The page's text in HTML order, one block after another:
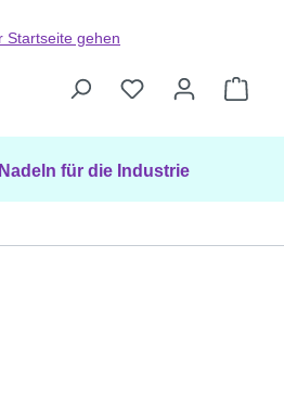
Nadeln für die Industrie